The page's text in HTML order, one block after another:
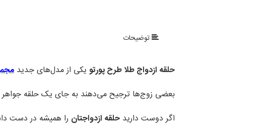
توضیحات
حلقه ازدواج طلا طرح پورتویکی از مدل‌های جدید
بعضی زوج‌ها ترجیح می‌دهند به جای یک حلقه جواهر
اگر دوست دارید حلقه ازدواجتان را همیشه در دست